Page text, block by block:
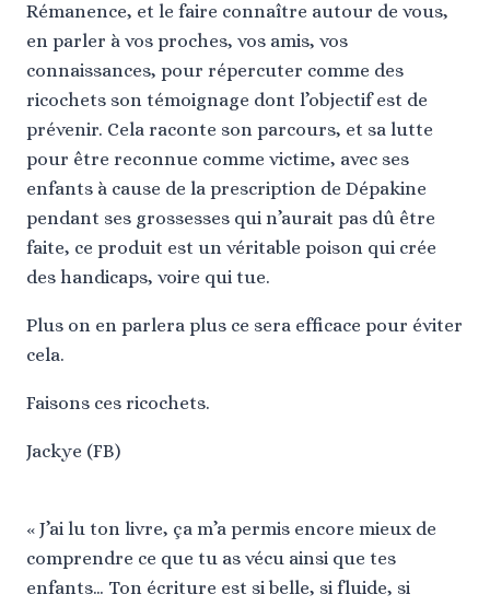
Rémanence, et le faire connaître autour de vous,
en parler à vos proches, vos amis, vos
connaissances, pour répercuter comme des
ricochets son témoignage dont l’objectif est de
prévenir. Cela raconte son parcours, et sa lutte
pour être reconnue comme victime, avec ses
enfants à cause de la prescription de Dépakine
pendant ses grossesses qui n’aurait pas dû être
faite, ce produit est un véritable poison qui crée
des handicaps, voire qui tue.
Plus on en parlera plus ce sera efficace pour éviter
cela.
Faisons ces ricochets.
Jackye (FB)
« J’ai lu ton livre, ça m’a permis encore mieux de
comprendre ce que tu as vécu ainsi que tes
enfants… Ton écriture est si belle, si fluide, si